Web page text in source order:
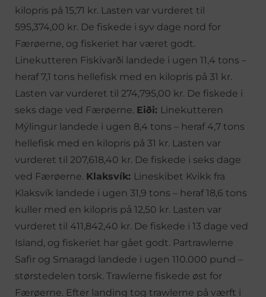
kilopris på 15,71 kr. Lasten var vurderet til
595,374,00 kr. De fiskede i syv dage nord for
Færøerne, og fiskeriet har været godt.
Linekutteren Fiskivarði landede i ugen 11,4 tons –
heraf 7,1 tons hellefisk med en kilopris på 31 kr.
Lasten var vurderet til 274,795,00 kr. De fiskede i
seks dage ved Færøerne. Eiði: Linekutteren
Mýlingur landede i ugen 8,4 tons – heraf 4,7 tons
hellefisk med en kilopris på 31 kr. Lasten var
vurderet til 207,618,40 kr. De fiskede i seks dage
ved Færøerne. Klaksvík: Lineskibet Kvikk fra
Klaksvík landede i ugen 31,9 tons – heraf 18,6 tons
kuller med en kilopris på 12,50 kr. Lasten var
vurderet til 411,842,40 kr. De fiskede i 13 dage ved
Island, og fiskeriet har gået godt. Partrawlerne
Safir og Smaragd landede i ugen 110.000 pund –
størstedelen torsk. Trawlerne fiskede øst for
Færøerne. Efter landing tog trawlerne på værft i